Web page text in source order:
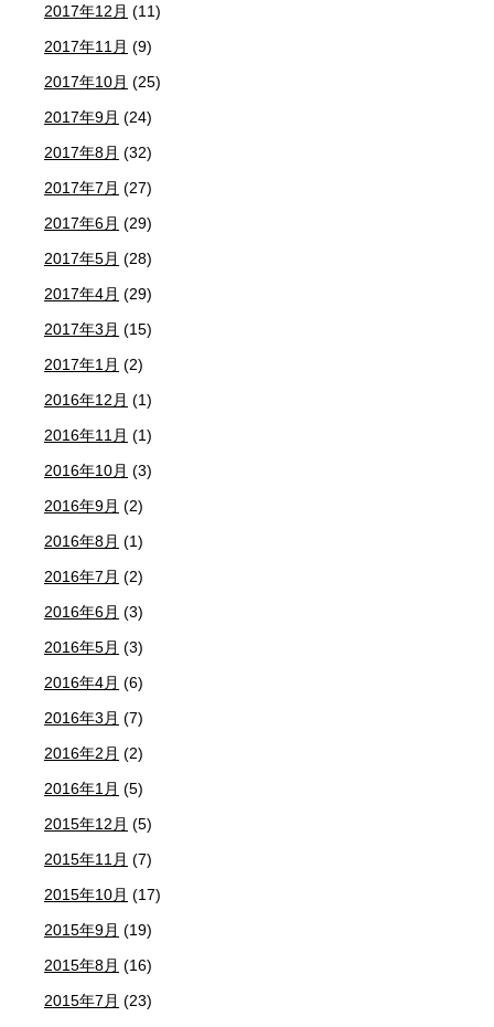
2017年12月 (11)
2017年11月 (9)
2017年10月 (25)
2017年9月 (24)
2017年8月 (32)
2017年7月 (27)
2017年6月 (29)
2017年5月 (28)
2017年4月 (29)
2017年3月 (15)
2017年1月 (2)
2016年12月 (1)
2016年11月 (1)
2016年10月 (3)
2016年9月 (2)
2016年8月 (1)
2016年7月 (2)
2016年6月 (3)
2016年5月 (3)
2016年4月 (6)
2016年3月 (7)
2016年2月 (2)
2016年1月 (5)
2015年12月 (5)
2015年11月 (7)
2015年10月 (17)
2015年9月 (19)
2015年8月 (16)
2015年7月 (23)